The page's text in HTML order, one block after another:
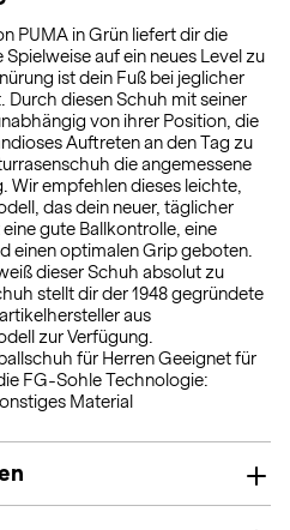
PUMA in Grün liefert dir die
auf ein neues Level zu
ist dein Fuß bei jeglicher
diesen Schuh mit seiner
von ihrer Position, die
Auftreten an den Tag zu
die angemessene
Wir empfehlen dieses leichte,
das dein neuer, täglicher
gute Ballkontrolle, eine
einen optimalen Grip geboten.
dieser Schuh absolut zu
stellt dir der 1948 gegründete
aus
zur Verfügung.
für Herren Geeignet für
FG-Sohle Technologie:
Material